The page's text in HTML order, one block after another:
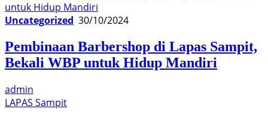
Uncategorized 30/10/2024
Pembinaan Barbershop di Lapas Sampit,
Bekali WBP untuk Hidup Mandiri
admin
LAPAS Sampit